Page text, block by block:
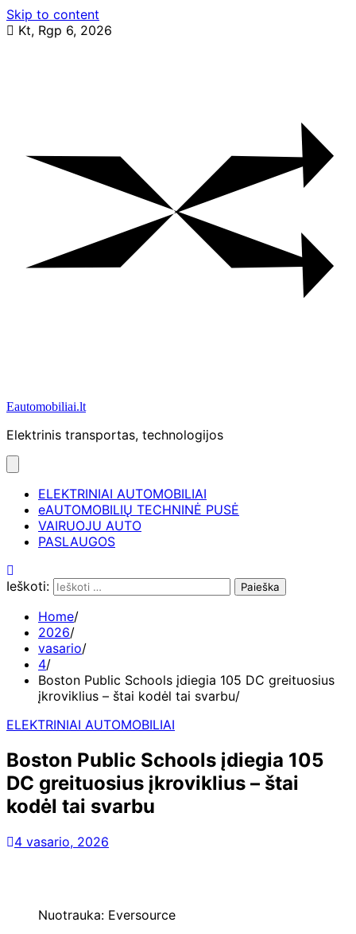
Skip to content
Kt, Rgp 6, 2026
Eautomobiliai.lt
Elektrinis transportas, technologijos
ELEKTRINIAI AUTOMOBILIAI
eAUTOMOBILIŲ TECHNINĖ PUSĖ
VAIRUOJU AUTO
PASLAUGOS
Ieškoti:
Home
2026
vasario
4
Boston Public Schools įdiegia 105 DC greituosius
įkroviklius – štai kodėl tai svarbu
ELEKTRINIAI AUTOMOBILIAI
Boston Public Schools įdiegia 105
DC greituosius įkroviklius – štai
kodėl tai svarbu
4 vasario, 2026
Nuotrauka: Eversource